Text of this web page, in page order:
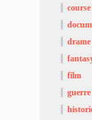
course
drame
film
guerre